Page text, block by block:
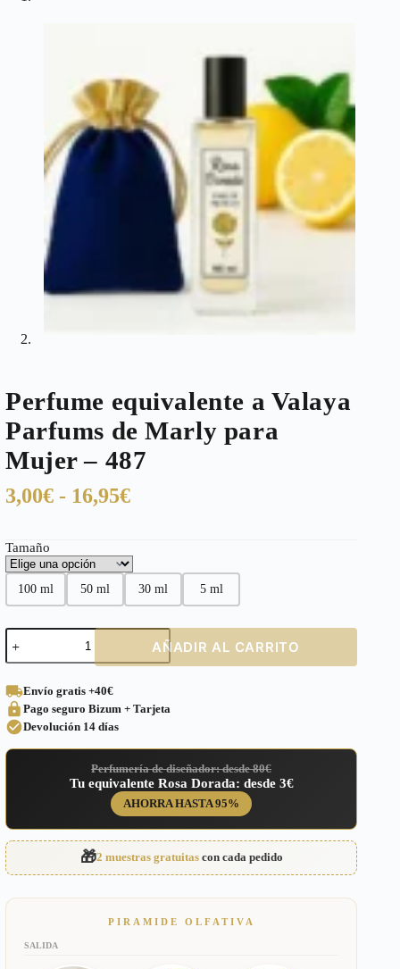
Perfume equivalente a Valaya
Parfums de Marly para
Mujer – 487
3,00€ - 16,95€Rango
desde
3,00€
16,95€
Tamaño
100 ml 50 ml 30 ml 5 ml
Perfume
equivalente
a
Parfums
de
Marly
Mujer
AÑADIR AL CARRITO
Envío gratis +40€
Pago seguro Bizum + Tarjeta
Devolución 14 días
Perfumería de diseñador: desde 80€
Tu equivalente Rosa Dorada: desde 3€
AHORRA HASTA 95%
🎁2 muestras gratuitascon cada pedido
PIRAMIDE OLFATIVA
SALIDA